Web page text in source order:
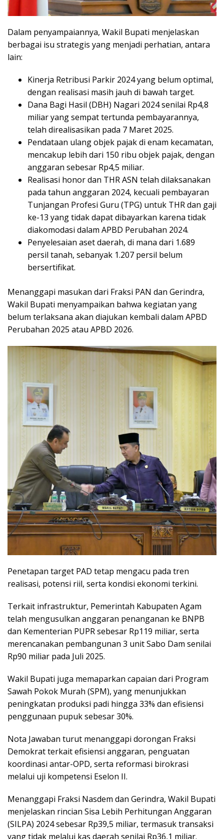
Dalam penyampaiannya, Wakil Bupati menjelaskan
berbagai isu strategis yang menjadi perhatian, antara
lain:
Kinerja Retribusi Parkir 2024 yang belum optimal,
dengan realisasi masih jauh di bawah target.
Dana Bagi Hasil (DBH) Nagari 2024 senilai Rp4,8
miliar yang sempat tertunda pembayarannya,
telah direalisasikan pada 7 Maret 2025.
Pendataan ulang objek pajak di enam kecamatan,
mencakup lebih dari 150 ribu objek pajak, dengan
anggaran sebesar Rp4,5 miliar.
Realisasi honor dan THR ASN telah dilaksanakan
pada tahun anggaran 2024, kecuali pembayaran
Tunjangan Profesi Guru (TPG) untuk THR dan gaji
ke-13 yang tidak dapat dibayarkan karena tidak
diakomodasi dalam APBD Perubahan 2024.
Penyelesaian aset daerah, di mana dari 1.689
persil tanah, sebanyak 1.207 persil belum
bersertifikat.
Menanggapi masukan dari Fraksi PAN dan Gerindra,
Wakil Bupati menyampaikan bahwa kegiatan yang
belum terlaksana akan diajukan kembali dalam APBD
Perubahan 2025 atau APBD 2026.
Penetapan target PAD tetap mengacu pada tren
realisasi, potensi riil, serta kondisi ekonomi terkini.
Terkait infrastruktur, Pemerintah Kabupaten Agam
telah mengusulkan anggaran penanganan ke BNPB
dan Kementerian PUPR sebesar Rp119 miliar, serta
merencanakan pembangunan 3 unit Sabo Dam senilai
Rp90 miliar pada Juli 2025.
Wakil Bupati juga memaparkan capaian dari Program
Sawah Pokok Murah (SPM), yang menunjukkan
peningkatan produksi padi hingga 33% dan efisiensi
penggunaan pupuk sebesar 30%.
Nota Jawaban turut menanggapi dorongan Fraksi
Demokrat terkait efisiensi anggaran, penguatan
koordinasi antar-OPD, serta reformasi birokrasi
melalui uji kompetensi Eselon II.
Menanggapi Fraksi Nasdem dan Gerindra, Wakil Bupati
menjelaskan rincian Sisa Lebih Perhitungan Anggaran
(SILPA) 2024 sebesar Rp39,5 miliar, termasuk transaksi
yang tidak melalui kas daerah senilai Rp36,1 miliar.